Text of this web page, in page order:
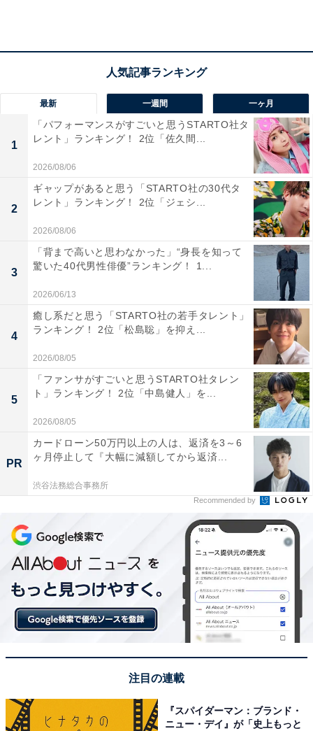
立。ブログやSNSが人気となり、YouTubeチャンネル
す。杉浦さんだけでなく子どもたちも動画に登場し、高
い視聴数を誇っています。
投票者の声として、「YouTube、ブログが楽しい」（大
阪府、30代男性）、「子供がたくさんいるのにしっかり
子育ても家事もしていてすごい」（神奈川県、20代女
性）、「モー娘の頃から知っているので親しみがありま
す」（奈良県、30代女性）などの声が上がっています。
2位：杏
第2位には、128票を獲得した「杏」さんがランクインし
最新 一週間 一ヶ月
1
「パフォーマンスがすごいと思うSTARTO社タ
レント」ランキング！ 2位「佐久間...
2026/08/06
2
ギャップがあると思う「STARTO社の30代タ
レント」ランキング！ 2位「ジェシ...
2026/08/06
3
「背まで高いと思わなかった」“身長を知って
驚いた40代男性俳優”ランキング！ 1...
2026/06/13
4
癒し系だと思う「STARTO社の若手タレント」
ランキング！ 2位「松島聡」を抑え...
2026/08/05
5
「ファンサがすごいと思うSTARTO社タレン
ト」ランキング！ 2位「中島健人」を...
2026/08/05
PR
カードローン50万円以上の人は、返済を3～6
ヶ月停止して『大幅に減額してから返済...
渋谷法務総合事務所
Recommended by
注目の連載
『スパイダーマン：ブランド・
ニュー・デイ』が「史上もっと